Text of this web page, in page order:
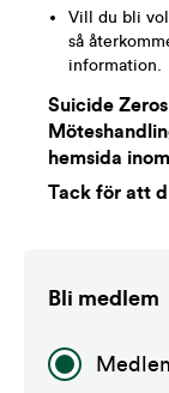
Vill du bli
så
information.
Suicide
hemsida
Tack för att
Bli medlem